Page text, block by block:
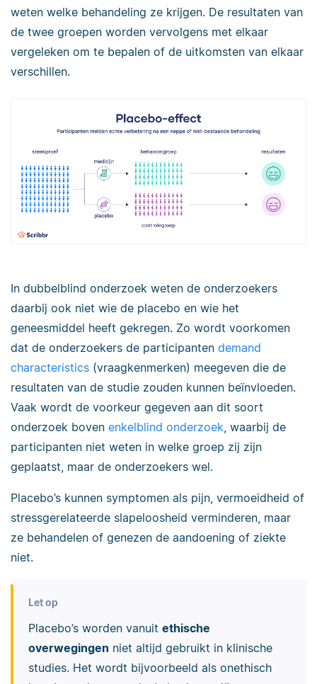
weten welke behandeling ze krijgen. De resultaten van
de twee groepen worden vervolgens met elkaar
vergeleken om te bepalen of de uitkomsten van elkaar
verschillen.
In dubbelblind onderzoek weten de onderzoekers
daarbij ook niet wie de placebo en wie het
geneesmiddel heeft gekregen. Zo wordt voorkomen
dat de onderzoekers de participanten demand
characteristics (vraagkenmerken) meegeven die de
resultaten van de studie zouden kunnen beïnvloeden.
Vaak wordt de voorkeur gegeven aan dit soort
onderzoek boven enkelblind onderzoek, waarbij de
participanten niet weten in welke groep zij zijn
geplaatst, maar de onderzoekers wel.
Placebo’s kunnen symptomen als pijn, vermoeidheid of
stressgerelateerde slapeloosheid verminderen, maar
ze behandelen of genezen de aandoening of ziekte
niet.
Let op
Placebo’s worden vanuit ethische
overwegingen niet altijd gebruikt in klinische
studies. Het wordt bijvoorbeeld als onethisch